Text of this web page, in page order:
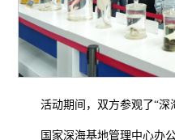
活动期间，双方参观了“深
国家深海基地管理中心办